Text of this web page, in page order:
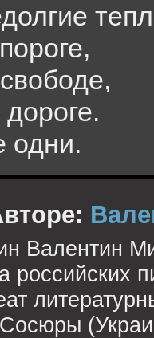
одни.
Валентин
российских